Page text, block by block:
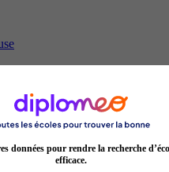
données pour rendre la recherche
efficace.